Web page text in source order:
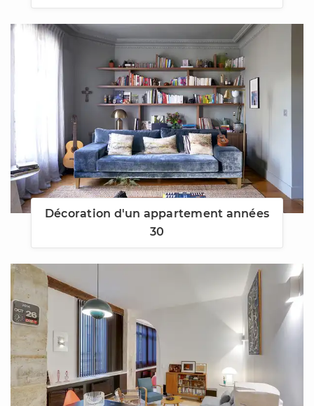
Décoration d'un appartement années
30